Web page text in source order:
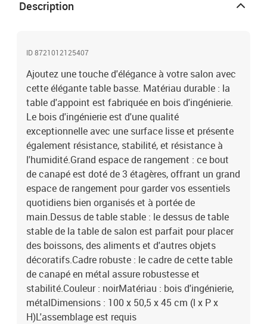
métalDimensions : 100 x 50,5 x 45 cm (l x P x H)L'assemblage est
Description
ID 8721012125407
Ajoutez une touche d'élégance à votre salon avec
cette élégante table basse. Matériau durable : la
table d'appoint est fabriquée en bois d'ingénierie.
Le bois d'ingénierie est d'une qualité
exceptionnelle avec une surface lisse et présente
également résistance, stabilité, et résistance à
l'humidité.Grand espace de rangement : ce bout
de canapé est doté de 3 étagères, offrant un grand
espace de rangement pour garder vos essentiels
quotidiens bien organisés et à portée de
main.Dessus de table stable : le dessus de table
stable de la table de salon est parfait pour placer
des boissons, des aliments et d'autres objets
décoratifs.Cadre robuste : le cadre de cette table
de canapé en métal assure robustesse et
stabilité.Couleur : noirMatériau : bois d'ingénierie,
métalDimensions : 100 x 50,5 x 45 cm (l x P x
H)L'assemblage est requis